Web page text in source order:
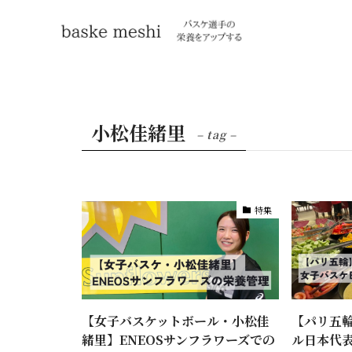
小松佳緒里 – tag –
特集
【女子バスケットボール・小松佳
緒里】ENEOSサンフラワーズでの
【パリ五
ル日本代